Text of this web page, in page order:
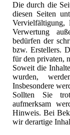
Die durch die
diesen Seiten
Vervielfältigung,
Verwertung
bedürfen der
bzw. Erstellers.
für den privaten,
Soweit die
wurden,
Insbesondere
Sollten Sie
aufmerksam
Hinweis. Bei
wir derartige